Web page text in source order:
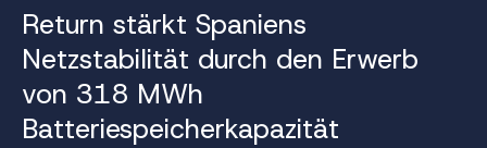
Return stärkt Spaniens
Netzstabilität durch den Erwerb
von 318 MWh
Batteriespeicherkapazität